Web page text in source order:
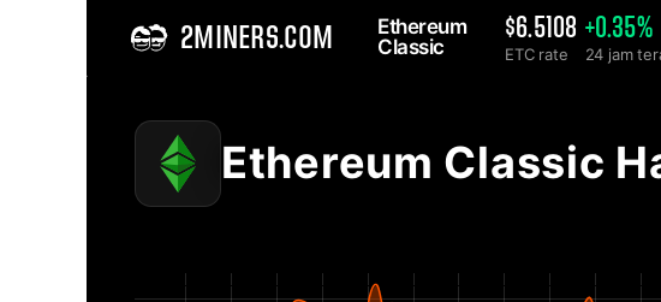
2MINERS.COM
Ethereum
Classic
$6.5108
ETC rate
+0.35%
24 jam
Ethereum Classic